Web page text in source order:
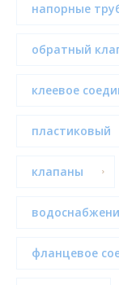
напорные
обратный
клеевое
пластиковый
клапаны
фланцевое